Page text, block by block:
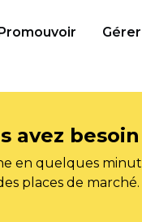
Gérer
avez
en quelques
places de marché.